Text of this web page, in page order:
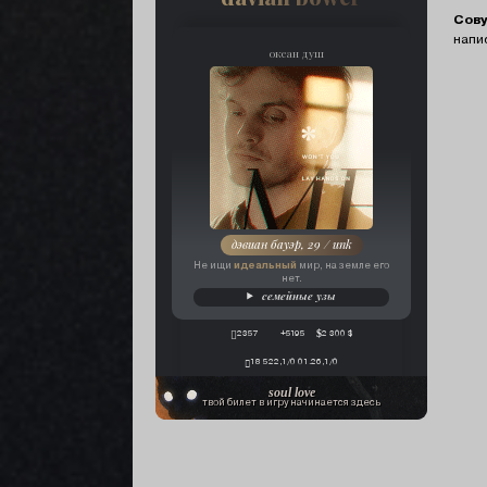
океан душ
дэвиан бауэр, 29 / unk
Не ищи идеальный мир, на земле его
нет.
семейные узы
2357 +5195 2 300 $
18 522,1/0 01.26,1/0
soul love
твой билет в игру начинается здесь